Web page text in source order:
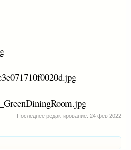
Последнее редактирование: 24 фев 2022